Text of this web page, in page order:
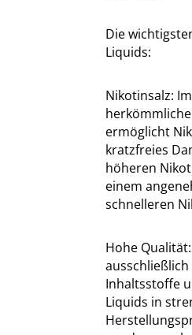
Die
Liquids:
Nikotinsalz:
ermöglicht
kratzfreies
höheren
einem
schnelleren
Hohe
Inhaltsstoffe
Liquids in